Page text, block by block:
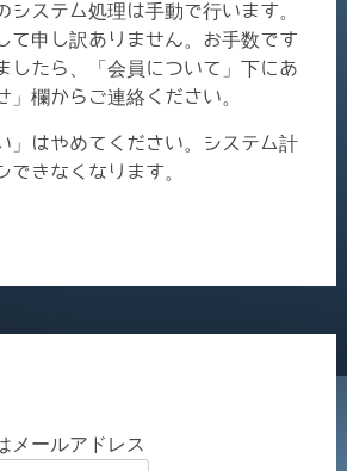
システム処理は手動で行います。
て申し訳ありません。お手数です
したら、「会員について」下にあ
」欄からご連絡ください。
」はやめてください。システム計
できなくなります。
メールアドレス